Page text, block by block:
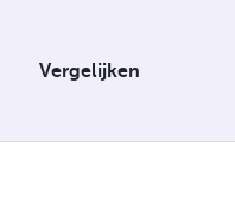
Vergelijken